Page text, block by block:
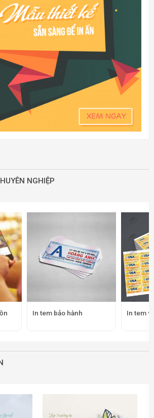
NGHIỆP
In tem bảo hành In tem